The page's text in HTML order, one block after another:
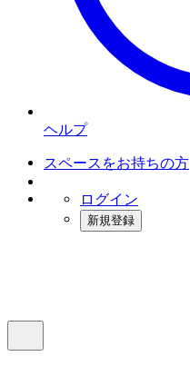
ヘルプ
スペースをお持ちの方
ログイン
新規登録